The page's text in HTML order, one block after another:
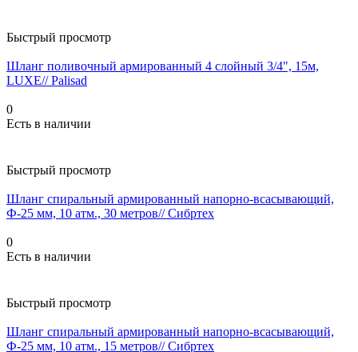
Быстрый просмотр
Шланг поливочный армированный 4 слойный 3/4", 15м,
LUXE// Palisad
0
Есть в наличии
Быстрый просмотр
Шланг спиральный армированный напорно-всасывающий,
Ф-25 мм, 10 атм., 30 метров// Сибртех
0
Есть в наличии
Быстрый просмотр
Шланг спиральный армированный напорно-всасывающий,
Ф-25 мм, 10 атм., 15 метров// Сибртех